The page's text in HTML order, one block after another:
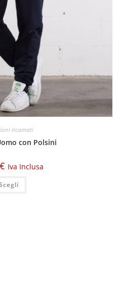
ricamati
con Polsini
€ Iva Inclusa